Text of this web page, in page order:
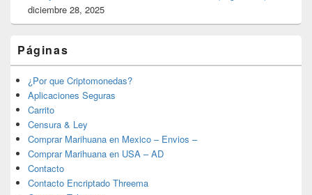
diciembre 28, 2025
Páginas
¿Por que Criptomonedas?
Aplicaciones Seguras
Carrito
Censura & Ley
Comprar Marihuana en Mexico – Envios –
Comprar Marihuana en USA – AD
Contacto
Contacto Encriptado Threema